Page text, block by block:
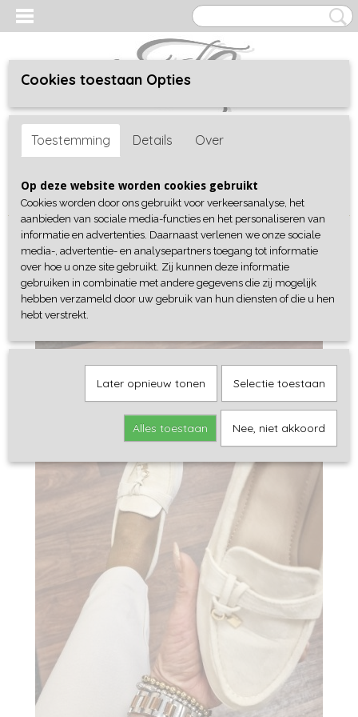
Inloggen Registreren
Home >Shop>Schoenen>Slippers/ Sandalen> Instapper Eva
Beige
Cookies toestaan Opties
Toestemming Details Over
Op deze website worden cookies gebruikt
Cookies worden door ons gebruikt voor verkeersanalyse, het
aanbieden van sociale media-functies en het personaliseren van
informatie en advertenties. Daarnaast verlenen we onze sociale
media-, advertentie- en analysepartners toegang tot informatie
over hoe u onze site gebruikt. Zij kunnen deze informatie
gebruiken in combinatie met andere gegevens die zij mogelijk
hebben verzameld door uw gebruik van hun diensten of die u hen
hebt verstrekt.
Later opnieuw tonen Selectie toestaan
Alles toestaan Nee, niet akkoord